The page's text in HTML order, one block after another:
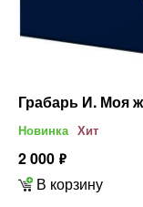
Грабарь И. Моя
Новинка Хит
2 000 ф
В корзину